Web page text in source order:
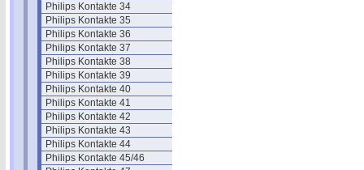
Philips Kontakte 34
Philips Kontakte 35
Philips Kontakte 36
Philips Kontakte 37
Philips Kontakte 38
Philips Kontakte 39
Philips Kontakte 40
Philips Kontakte 41
Philips Kontakte 42
Philips Kontakte 43
Philips Kontakte 44
Philips Kontakte 45/46